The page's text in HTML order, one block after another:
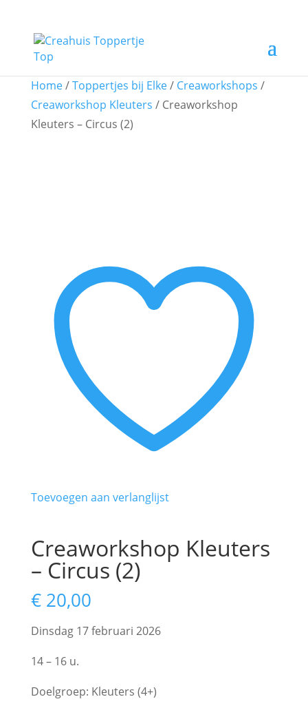
Home/Toppertjes bij Elke/ Creaworkshops /
Creaworkshop Kleuters / Creaworkshop
Kleuters – Circus (2)
Toevoegen aan verlanglijst
Creaworkshop Kleuters
– Circus (2)
€20,00
Dinsdag 17 februari 2026
14 – 16 u.
Doelgroep: Kleuters (4+)